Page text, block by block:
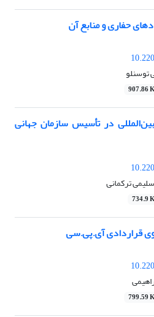
حفاری و منابع آن
توسنلو
907.86
در تأسیس سازمان جهانی
ترکمانی
734.9
قراردادی آی.پی.سی
799.59